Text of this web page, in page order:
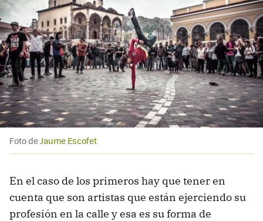
Foto de Jaume Escofet
En el caso de los primeros hay que tener en
cuenta que son artistas que están ejerciendo su
profesión en la calle y esa es su forma de